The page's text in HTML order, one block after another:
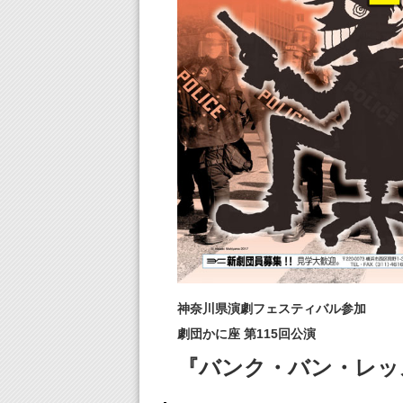
神奈川県演劇フェスティバル参加
劇団かに座 第115回公演
『バンク・バン・レ